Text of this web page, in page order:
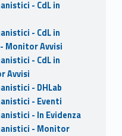
- CdL in
- CdL in
Monitor Avvisi
- CdL in
Avvisi
- DHLab
- Eventi
- In Evidenza
- Monitor